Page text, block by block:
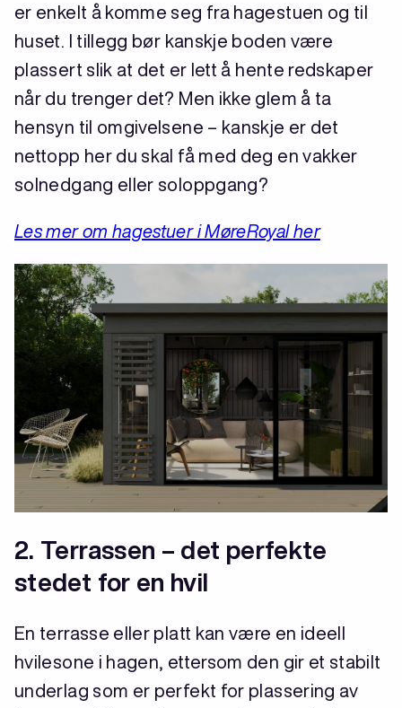
er enkelt å komme seg fra hagestuen og til
huset. I tillegg bør kanskje boden være
plassert slik at det er lett å hente redskaper
når du trenger det? Men ikke glem å ta
hensyn til omgivelsene – kanskje er det
nettopp her du skal få med deg en vakker
solnedgang eller soloppgang?
Les mer om hagestuer i MøreRoyal her
2. Terrassen – det perfekte
stedet for en hvil
En terrasse eller platt kan være en ideell
hvilesone i hagen, ettersom den gir et stabilt
underlag som er perfekt for plassering av